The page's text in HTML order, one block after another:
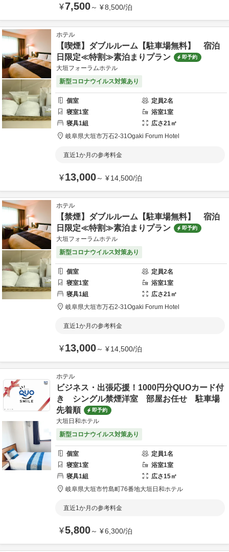
¥7,500～ ¥8,500/泊
ホテル
【喫煙】ダブルルーム【駐車場無料】 宿泊
日限定≪特割≫素泊まりプラン
即予約
大垣フォーラムホテル
新型コロナウイルス対策あり
個室 定員2名
寝室1室 浴室1室
寝具1組 広さ21㎡
岐阜県大垣市万石2-31Ogaki Forum Hotel
直近1か月の参考料金
¥13,000～ ¥14,500/泊
ホテル
【禁煙】ダブルルーム【駐車場無料】 宿泊
日限定≪特割≫素泊まりプラン
即予約
大垣フォーラムホテル
新型コロナウイルス対策あり
個室 定員2名
寝室1室 浴室1室
寝具1組 広さ21㎡
岐阜県大垣市万石2-31Ogaki Forum Hotel
直近1か月の参考料金
¥13,000～ ¥14,500/泊
ホテル
ビジネス・出張応援！1000円分QUOカード付
き シングル禁煙洋室 部屋お任せ 駐車場
先着順
即予約
大垣日和ホテル
新型コロナウイルス対策あり
個室 定員1名
寝室1室 浴室1室
寝具1組 広さ15㎡
岐阜県大垣市竹島町76番地大垣日和ホテル
直近1か月の参考料金
¥5,800～ ¥6,300/泊